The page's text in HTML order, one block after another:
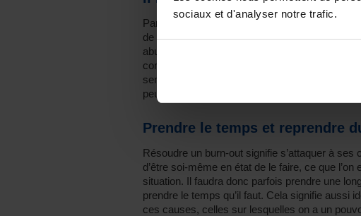
sociaux et d'analyser notre trafic.
Partir en vacances ne résout pas les causes
de travail excessive, la pression chronique du
abusives et l’incongruence de motivation. Un
complexes et profonds, il nécessite donc une
semaines de vacances … Même si ces
peuvent permettre de se rendre compte que
Prendre le temps et reprendre
Résoudre un burn-out signifie s’attaquer à
d’être soi-même en état de le faire, ce que
situation. Il faudra donc parfois prendre une
prendre le temps qu’il faut. Cela signifie aussi
ces causes, celles sur lesquelles on a un